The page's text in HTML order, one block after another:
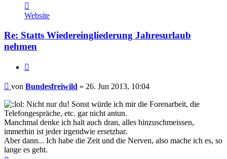
von
Bundesfreiwild
Website
Re: Statts Wiedereingliederung Jahresurlaub
nehmen
Beitrag
von Bundesfreiwild » 26. Jun 2013, 10:04
Nicht nur du! Sonst würde ich mir die Forenarbeit, die
Telefongespräche, etc. gar nicht antun.
Manchmal denke ich halt auch dran, alles hinzuschmeissen,
immerhin ist jeder irgendwie ersetzbar.
Aber dann... Ich habe die Zeit und die Nerven, also mache ich es, so
lange es geht.